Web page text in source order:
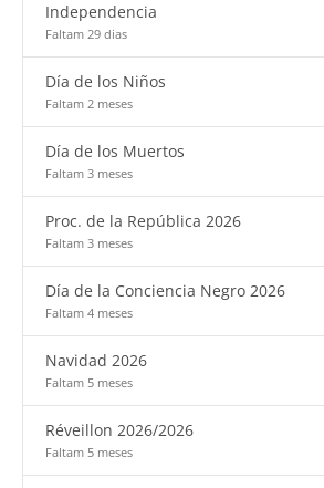
Independencia
Faltam 29 dias
Día de los Niños
Faltam 2 meses
Día de los Muertos
Faltam 3 meses
Proc. de la República 2026
Faltam 3 meses
Día de la Conciencia Negro 2026
Faltam 4 meses
Navidad 2026
Faltam 5 meses
Réveillon 2026/2026
Faltam 5 meses